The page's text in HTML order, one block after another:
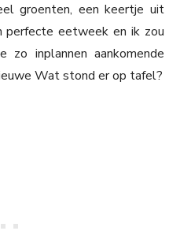
groenten, een keertje uit
eetweek en ik zou
zo inplannen aankomende
Wat stond er op tafel?